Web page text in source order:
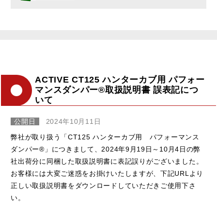
ACTIVE CT125 ハンターカブ用 パフォー
マンスダンパー®取扱説明書 誤表記につ
いて
公開日
2024年10月11日
弊社が取り扱う「CT125 ハンターカブ用 パフォーマンス
ダンパー®」につきまして、2024年9月19日～10月4日の弊
社出荷分に同梱した取扱説明書に表記誤りがございました。
お客様には大変ご迷惑をお掛けいたしますが、下記URLより
正しい取扱説明書をダウンロードしていただきご使用下さ
い。